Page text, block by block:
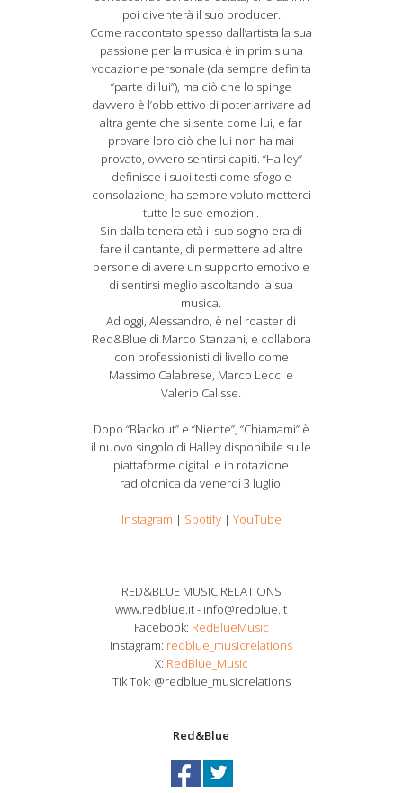
poi diventerà il suo producer.
Come raccontato spesso dall’artista la sua
passione per la musica è in primis una
vocazione personale (da sempre definita
“parte di lui”), ma ciò che lo spinge
davvero è l’obbiettivo di poter arrivare ad
altra gente che si sente come lui, e far
provare loro ciò che lui non ha mai
provato, ovvero sentirsi capiti. “Halley”
definisce i suoi testi come sfogo e
consolazione, ha sempre voluto metterci
tutte le sue emozioni.
Sin dalla tenera età il suo sogno era di
fare il cantante, di permettere ad altre
persone di avere un supporto emotivo e
di sentirsi meglio ascoltando la sua
musica.
Ad oggi, Alessandro, è nel roaster di
Red&Blue di Marco Stanzani, e collabora
con professionisti di livello come
Massimo Calabrese, Marco Lecci e
Valerio Calisse.
Dopo “Blackout” e “Niente”, “Chiamami” è
il nuovo singolo di Halley disponibile sulle
piattaforme digitali e in rotazione
radiofonica da venerdì 3 luglio.
Instagram | Spotify| YouTube
RED&BLUE MUSIC RELATIONS
www.redblue.it - info@redblue.it
Facebook: RedBlueMusic
Instagram: redblue_musicrelations
X: RedBlue_Music
Tik Tok: @redblue_musicrelations
Red&Blue